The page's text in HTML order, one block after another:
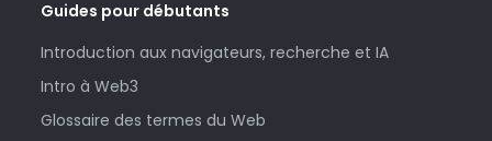
Guides pour débutants
Introduction aux navigateurs, recherche et IA
Intro à Web3
Glossaire des termes du Web